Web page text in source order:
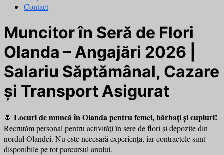
Contact
Muncitor în Seră de Flori
Olanda – Angajări 2026 |
Salariu Săptămânal, Cazare
și Transport Asigurat
🌷 Locuri de muncă în Olanda pentru femei, bărbați și cupluri!
Recrutăm personal pentru activități în sere de flori și depozite din
nordul Olandei. Nu este necesară experiența, iar contractele sunt
disponibile pe tot parcursul anului.